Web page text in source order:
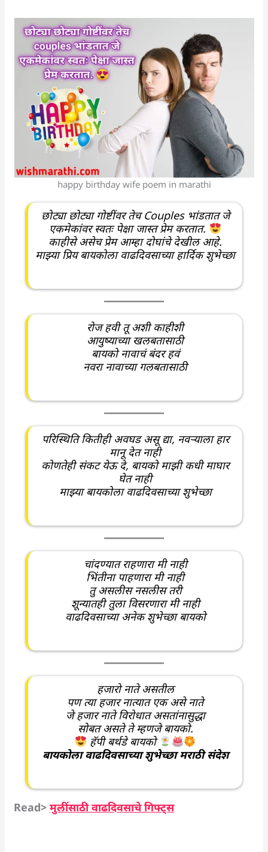
happy birthday wife poem in marathi
छोट्या छोट्या गोष्टींवर तेच Couples भांडतात जे
एकमेकांवर स्वतः पेक्षा जास्त प्रेम करतात.
काहीसे असेच प्रेम आम्हा दोघांचे देखील आहे.
माझ्या प्रिय बायकोला वाढदिवसाच्या हार्दिक शुभेच्छा
रोज हवी तू अशी काहीशी
आयुष्याच्या खलबतासाठी
बायको नावाचं बंदर हवं
नवरा नावाच्या गलबतासाठी
परिस्थिति कितीही अवघड असू द्या, नवऱ्याला हार
मानू देत नाही
कोणतेही संकट येऊ दे, बायको माझी कधी माघार
घेत नाही
माझ्या बायकोला वाढदिवसाच्या शुभेच्छा
चांदण्यात राहणारा मी नाही
भिंतीना पाहणारा मी नाही
तु असलीस नसलीस तरी
शून्यातही तुला विसरणारा मी नाही
वाढदिवसाच्या अनेक शुभेच्छा बायको
हजारो नाते असतील
पण त्या हजार नात्यात एक असे नाते
जे हजार नाते विरोधात असतांनासुद्धा
सोबत असते ते म्हणजे बायको.
हॅपी बर्थडे बायको
बायकोला वाढदिवसाच्या शुभेच्छा मराठी संदेश
Read>मुलींसाठी वाढदिवसाचे गिफ्ट्स